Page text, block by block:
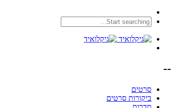
--
סרטים
ביקורות סרטים